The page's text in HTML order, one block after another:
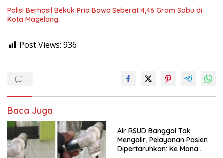
Polisi Berhasil Bekuk Pria Bawa Seberat 4,46 Gram Sabu di
Kota Magelang.
Post Views: 936
Baca Juga
Air RSUD Banggai Tak
Mengalir, Pelayanan Pasien
Dipertaruhkan: Ke Mana